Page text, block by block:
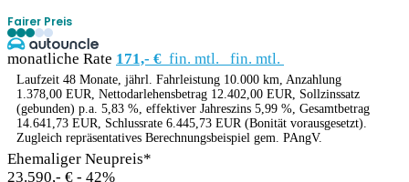
Fairer Preis
monatliche Rate 171,- € fin. mtl. fin. mtl.
Laufzeit 48 Monate, jährl. Fahrleistung 10.000 km, Anzahlung
1.378,00 EUR, Nettodarlehensbetrag 12.402,00 EUR, Sollzinssatz
(gebunden) p.a. 5,83 %, effektiver Jahreszins 5,99 %, Gesamtbetrag
14.641,73 EUR, Schlussrate 6.445,73 EUR (Bonität vorausgesetzt).
Zugleich repräsentatives Berechnungsbeispiel gem. PAngV.
Ehemaliger Neupreis*
23.590,- € - 42%